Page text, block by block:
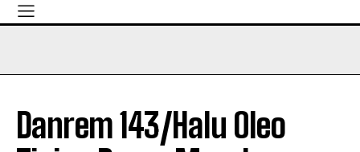
Danrem 143/Halu Oleo